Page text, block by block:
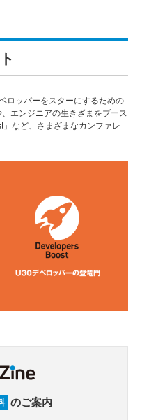
ロッパーをスターにするための
エンジニアの生きざまをブース
など、さまざまなカンファレ
のご案内